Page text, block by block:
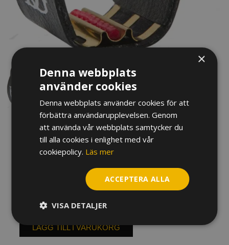
LIGATUR & KAPSEL BG
ESSKLARINETT L8R
&
kapsel
LÄGG TILL I VARUKORG
×
Denna webbplats
använder cookies
Denna webbplats använder cookies för att
förbättra användarupplevelsen. Genom
att använda vår webbplats samtycker du
till alla cookies i enlighet med vår
cookiepolicy. Läs mer
ACCEPTERA ALLA
VISA DETALJER